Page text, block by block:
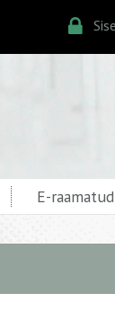
E-raamatud